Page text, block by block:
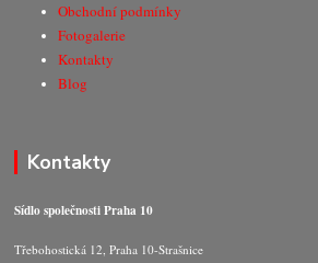
Obchodní podmínky
Fotogalerie
Kontakty
Blog
Kontakty
Sídlo společnosti Praha 10
Třebohostická 12, Praha 10-Strašnice